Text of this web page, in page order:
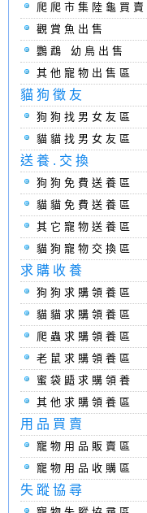
爬爬市集陸龜買賣
觀賞魚出售
鸚鵡 幼鳥出售
其他寵物出售區
貓狗徵友
狗狗找男女友區
貓貓找男女友區
送養.交換
狗狗免費送養區
貓貓免費送養區
其它寵物送養區
貓狗寵物交換區
求購收養
狗狗求購領養區
貓貓求購領養區
爬蟲求購領養區
老鼠求購領養區
蜜袋鼯求購領養
其他求購領養區
用品買賣
寵物用品販賣區
寵物用品收購區
失蹤協尋